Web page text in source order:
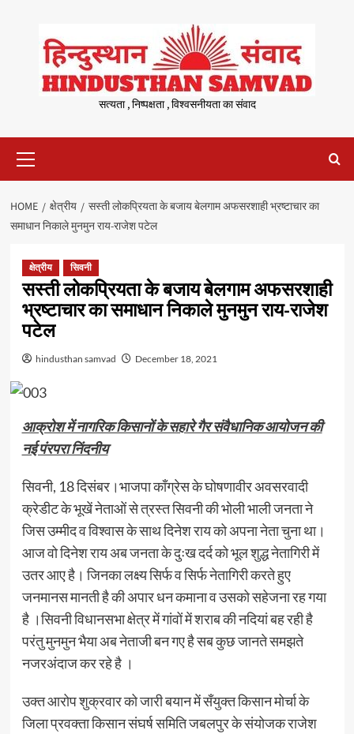
content
सत्यता , निष्पक्षता , विश्वसनीयता का संवाद
Menu
HOME क्षेत्रीय
सस्ती लोकप्रियता के बजाय बेलगाम अफसरशाही भ्रष्टाचार का
समाधान निकाले मुनमुन राय-राजेश पटेल
क्षेत्रीय सिवनी
सस्ती लोकप्रियता के बजाय बेलगाम अफसरशाही
भ्रष्टाचार का समाधान निकाले मुनमुन राय-राजेश
पटेल
hindusthan samvad December 18, 2021
आक्रोश में नागरिक किसानों के सहारे गैर संवैधानिक आयोजन की
नई पंरपरा निंदनीय
सिवनी, 18 दिसंबर।भाजपा काँग्रेस के घोषणावीर अवसरवादी
क्रेडीट के भूखें नेताओं से त्रस्त सिवनी की भोली भाली जनता ने
जिस उम्मीद व विश्वास के साथ दिनेश राय को अपना नेता चुना था।
आज वो दिनेश राय अब जनता के दुःख दर्द को भूल शुद्ध नेतागिरी में
उतर आए है। जिनका लक्ष्य सिर्फ व सिर्फ नेतागिरी करते हुए
जनमानस मानती है की अपार धन कमाना व उसको सहेजना रह गया
है ।सिवनी विधानसभा क्षेत्र में गांवों में शराब की नदियां बह रही है
परंतु मुनमुन भैया अब नेताजी बन गए है सब कुछ जानते समझते
नजरअंदाज कर रहे है ।
उक्त आरोप शुक्रवार को जारी बयान में सँयुक्त किसान मोर्चा के
जिला प्रवक्ता किसान संघर्ष समिति जबलपुर के संयोजक राजेश